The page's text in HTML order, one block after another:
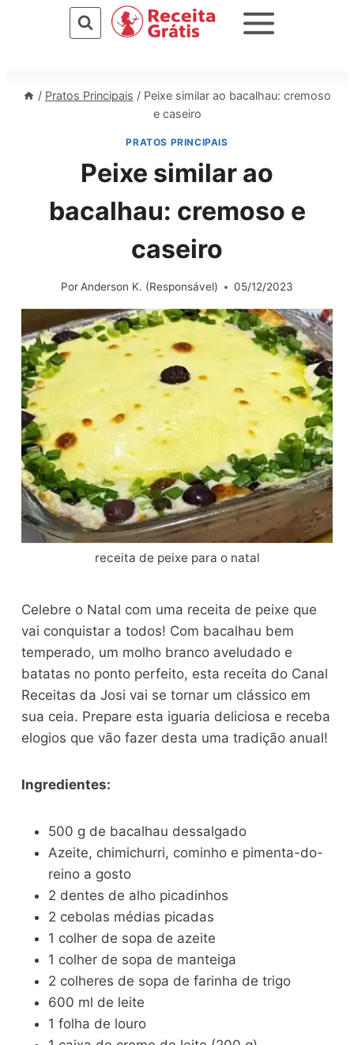
/ Pratos Principais / Peixe similar ao bacalhau: cremoso
e caseiro
PRATOS PRINCIPAIS
Peixe similar ao
bacalhau: cremoso e
caseiro
PorAnderson K. (Responsável) 05/12/2023
receita de peixe para o natal
Celebre o Natal com uma receita de peixe que
vai conquistar a todos! Com bacalhau bem
temperado, um molho branco aveludado e
batatas no ponto perfeito, esta receita do Canal
Receitas da Josi vai se tornar um clássico em
sua ceia. Prepare esta iguaria deliciosa e receba
elogios que vão fazer desta uma tradição anual!
Ingredientes:
500 g de bacalhau dessalgado
Azeite, chimichurri, cominho e pimenta-do-
reino a gosto
2 dentes de alho picadinhos
2 cebolas médias picadas
1 colher de sopa de azeite
1 colher de sopa de manteiga
2 colheres de sopa de farinha de trigo
600 ml de leite
1 folha de louro